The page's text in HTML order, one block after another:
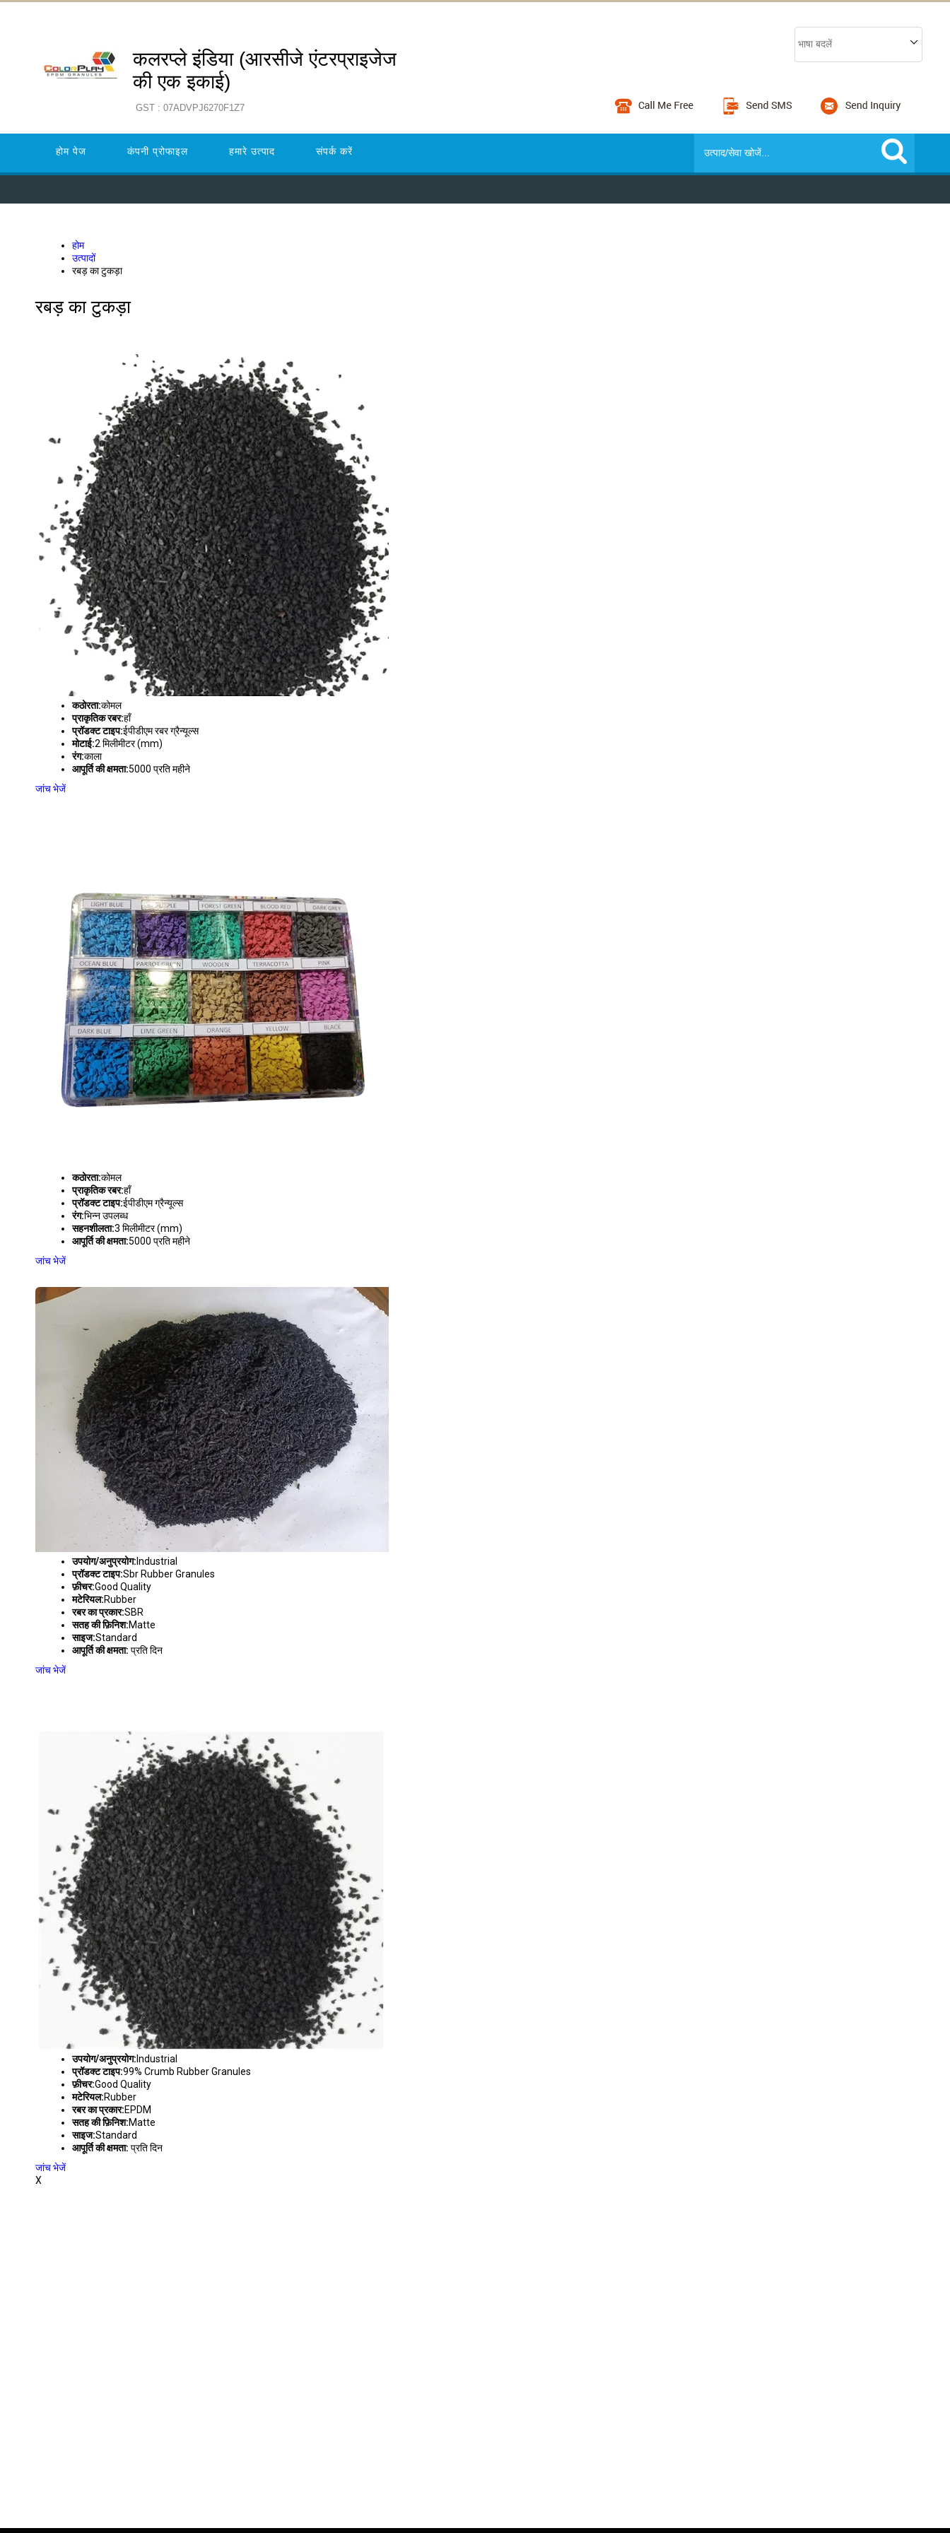
कलरप्ले इंडिया (आरसीजे एंटरप्राइजेज
की एक इकाई)
GST : 07ADVPJ6270F1Z7
भाषा बदलें
होम पेज कंपनी प्रोफाइल हमारे उत्पाद संपर्क करें
होम
उत्पादों
रबड़ का टुकड़ा
रबड़ का टुकड़ा
कठोरता:कोमल
प्राकृतिक रबर:हाँ
प्रॉडक्ट टाइप:ईपीडीएम रबर ग्रैन्यूल्स
मोटाई:2 मिलीमीटर (mm)
रंग:काला
आपूर्ति की क्षमता:5000 प्रति महीने
जांच भेजें
कठोरता:कोमल
प्राकृतिक रबर:हाँ
प्रॉडक्ट टाइप:ईपीडीएम ग्रैन्यूल्स
रंग:भिन्न उपलब्ध
सहनशीलता:3 मिलीमीटर (mm)
आपूर्ति की क्षमता:5000 प्रति महीने
जांच भेजें
उपयोग/अनुप्रयोग: Industrial
प्रॉडक्ट टाइप:Sbr Rubber Granules
फ़ीचर:Good Quality
मटेरियल:Rubber
रबर का प्रकार:SBR
सतह की फ़िनिश:Matte
साइज:Standard
आपूर्ति की क्षमता: प्रति दिन
जांच भेजें
उपयोग/अनुप्रयोग: Industrial
प्रॉडक्ट टाइप:99% Crumb Rubber Granules
फ़ीचर:Good Quality
मटेरियल:Rubber
रबर का प्रकार:EPDM
सतह की फ़िनिश:Matte
साइज:Standard
आपूर्ति की क्षमता: प्रति दिन
जांच भेजें
X